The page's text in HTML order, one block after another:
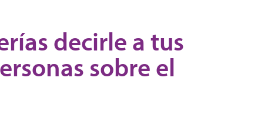
decirle a tus
sobre el